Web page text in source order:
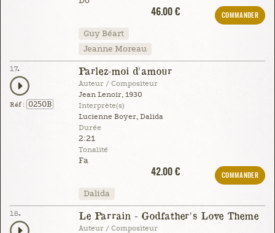
46.00 €
COMMANDER
Guy Béart
Jeanne Moreau
17.
Réf : 0250B
Parlez-moi d'amour
Auteur / Compositeur
Jean Lenoir, 1930
Interprète(s)
Lucienne Boyer, Dalida
Durée
2:21
Tonalité
Fa
42.00 €
COMMANDER
Dalida
18. Le Parrain - Godfather's Love Theme
Auteur / Compositeur